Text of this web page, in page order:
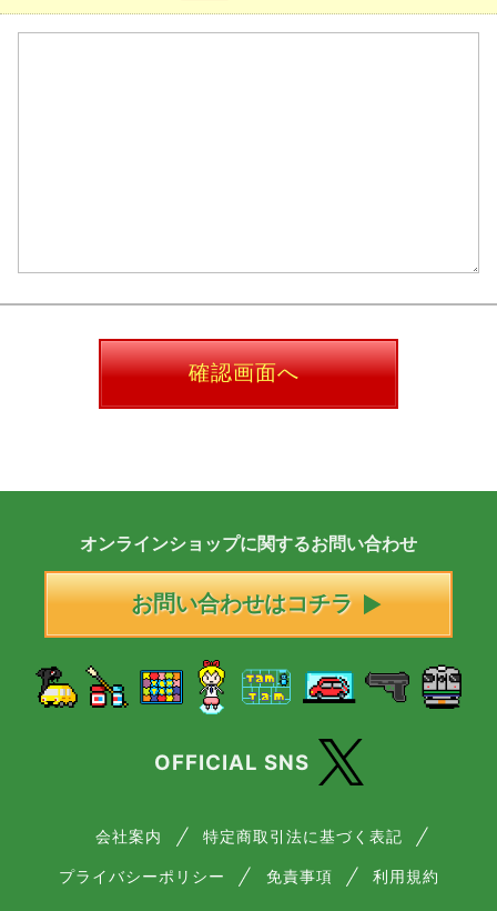
確認画面へ
オンラインショップに関するお問い合わせ
お問い合わせはコチラ
OFFICIAL SNS
会社案内 特定商取引法に基づく表記
プライバシーポリシー 免責事項 利用規約